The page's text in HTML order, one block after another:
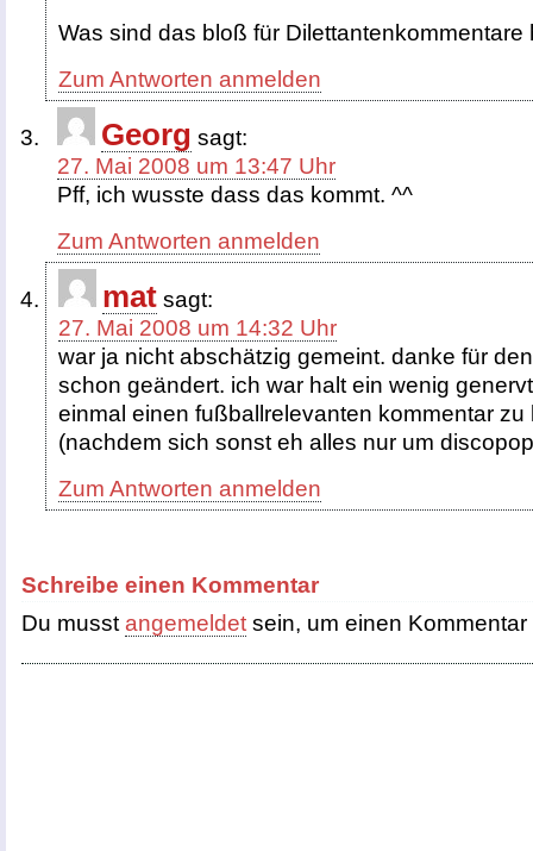
Was sind das bloß für Dilettantenkommentare
Zum Antworten anmelden
Georg sagt:
27. Mai 2008 um 13:47 Uhr
Pff, ich wusste dass das kommt. ^^
Zum Antworten anmelden
mat sagt:
27. Mai 2008 um 14:32 Uhr
war ja nicht abschätzig gemeint. danke für
schon geändert. ich war halt ein wenig
einmal einen fußballrelevanten kommentar zu
(nachdem sich sonst eh alles nur um
Zum Antworten anmelden
Schreibe einen Kommentar
Du musst angemeldet sein, um einen